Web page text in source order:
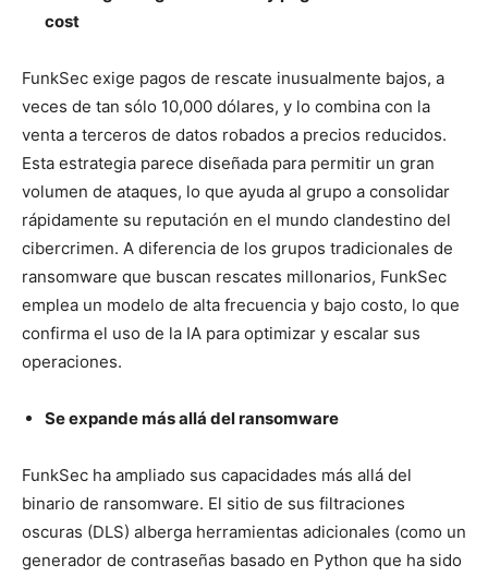
cost
FunkSec exige pagos de rescate inusualmente bajos, a
veces de tan sólo 10,000 dólares, y lo combina con la
venta a terceros de datos robados a precios reducidos.
Esta estrategia parece diseñada para permitir un gran
volumen de ataques, lo que ayuda al grupo a consolidar
rápidamente su reputación en el mundo clandestino del
cibercrimen. A diferencia de los grupos tradicionales de
ransomware que buscan rescates millonarios, FunkSec
emplea un modelo de alta frecuencia y bajo costo, lo que
confirma el uso de la IA para optimizar y escalar sus
operaciones.
Se expande más allá del ransomware
FunkSec ha ampliado sus capacidades más allá del
binario de ransomware. El sitio de sus filtraciones
oscuras (DLS) alberga herramientas adicionales (como un
generador de contraseñas basado en Python que ha sido